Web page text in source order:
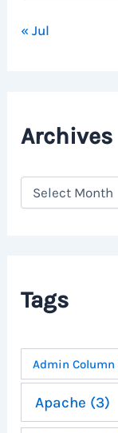
« Jul
Archives
A
s
Tags
Admin Column
Apache (3)